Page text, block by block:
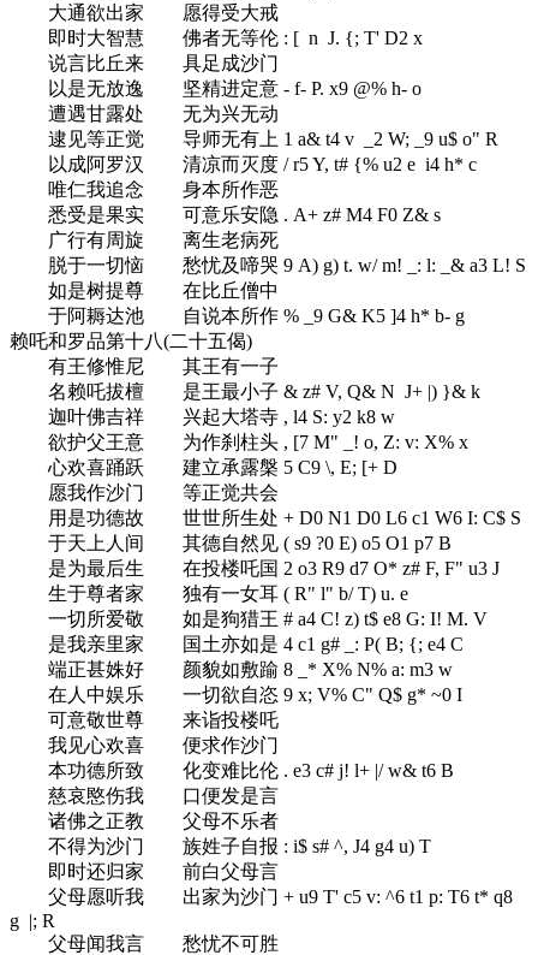
大通欲出家 愿得受大戒
即时大智慧 佛者无等伦 : [ n J. {; T' D2 x
说言比丘来 具足成沙门
以是无放逸 坚精进定意 - f- P. x9 @% h- o
遭遇甘露处 无为兴无动
逮见等正觉 导师无有上 1 a& t4 v _2 W; _9 u$ o" R
以成阿罗汉 清凉而灭度 / r5 Y, t# {% u2 e i4 h* c
唯仁我追念 身本所作恶
悉受是果实 可意乐安隐 . A+ z# M4 F0 Z& s
广行有周旋 离生老病死
脱于一切恼 愁忧及啼哭 9 A) g) t. w/ m! _: l: _& a3 L! S
如是树提尊 在比丘僧中
于阿耨达池 自说本所作 % _9 G& K5 ]4 h* b- g
赖吒和罗品第十八(二十五偈)
有王修惟尼 其王有一子
名赖吒拔檀 是王最小子 & z# V, Q& N J+ |) }& k
迦叶佛吉祥 兴起大塔寺 , l4 S: y2 k8 w
欲护父王意 为作刹柱头 , [7 M" _! o, Z: v: X% x
心欢喜踊跃 建立承露槃 5 C9 \, E; [+ D
愿我作沙门 等正觉共会
用是功德故 世世所生处 + D0 N1 D0 L6 c1 W6 I: C$ S
于天上人间 其德自然见 ( s9 ?0 E) o5 O1 p7 B
是为最后生 在投楼吒国 2 o3 R9 d7 O* z# F, F" u3 J
生于尊者家 独有一女耳 ( R" l" b/ T) u. e
一切所爱敬 如是狗猎王 # a4 C! z) t$ e8 G: I! M. V
是我亲里家 国土亦如是 4 c1 g# _: P( B; {; e4 C
端正甚姝好 颜貌如敷踰 8 _* X% N% a: m3 w
在人中娱乐 一切欲自恣 9 x; V% C" Q$ g* ~0 I
可意敬世尊 来诣投楼吒
我见心欢喜 便求作沙门
本功德所致 化变难比伦 . e3 c# j! l+ |/ w& t6 B
慈哀愍伤我 口便发是言
诸佛之正教 父母不乐者
不得为沙门 族姓子自报 : i$ s# ^, J4 g4 u) T
即时还归家 前白父母言
父母愿听我 出家为沙门 + u9 T' c5 v: ^6 t1 p: T6 t* q8
g |; R
父母闻我言 愁忧不可胜